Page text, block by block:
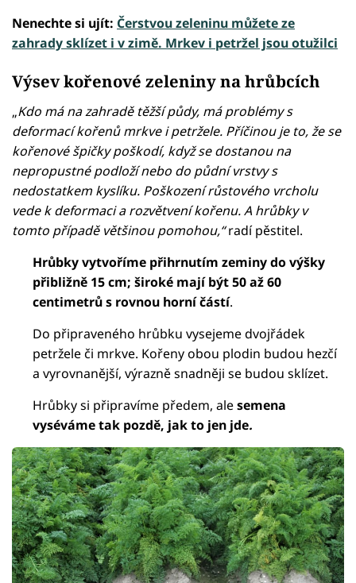
Nenechte si ujít: Čerstvou zeleninu můžete ze
zahrady sklízet i v zimě. Mrkev i petržel jsou otužilci
Výsev kořenové zeleniny na hrůbcích
„Kdo má na zahradě těžší půdy, má problémy s
deformací kořenů mrkve i petržele. Příčinou je to, že se
kořenové špičky poškodí, když se dostanou na
nepropustné podloží nebo do půdní vrstvy s
nedostatkem kyslíku. Poškození růstového vrcholu
vede k deformaci a rozvětvení kořenu. A hrůbky v
tomto případě většinou pomohou,“radí pěstitel.
Hrůbky vytvoříme přihrnutím zeminy do výšky
přibližně 15 cm; široké mají být 50 až 60
centimetrů s rovnou horní částí.
Do připraveného hrůbku vysejeme dvojřádek
petržele či mrkve. Kořeny obou plodin budou hezčí
a vyrovnanější, výrazně snadněji se budou sklízet.
Hrůbky si připravíme předem, alesemena
vyséváme tak pozdě, jak to jen jde.